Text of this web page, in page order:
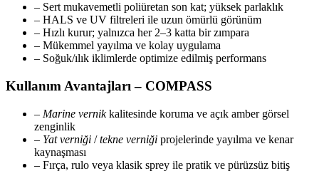
– Sert mukavemetli poliüretan son kat; yüksek parlaklık
– HALS ve UV filtreleri ile uzun ömürlü görünüm
– Hızlı kurur; yalnızca her 2–3 katta bir zımpara
– Mükemmel yayılma ve kolay uygulama
– Soğuk/ılık iklimlerde optimize edilmiş performans
Kullanım Avantajları – COMPASS
– Marine vernikkalitesinde koruma ve açık amber görsel
zenginlik
– Yat verniği /tekne verniği projelerinde yayılma ve kenar
kaynaşması
– Fırça, rulo veya klasik sprey ile pratik ve pürüzsüz bitiş